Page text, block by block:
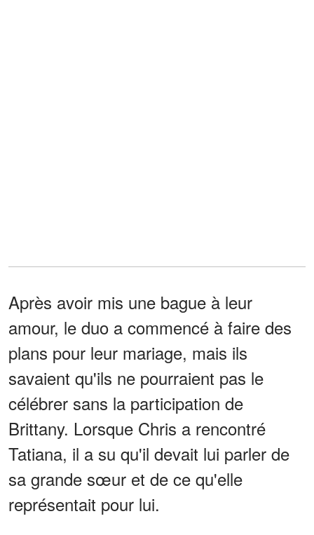
Après avoir mis une bague à leur
amour, le duo a commencé à faire des
plans pour leur mariage, mais ils
savaient qu'ils ne pourraient pas le
célébrer sans la participation de
Brittany. Lorsque Chris a rencontré
Tatiana, il a su qu'il devait lui parler de
sa grande sœur et de ce qu'elle
représentait pour lui.